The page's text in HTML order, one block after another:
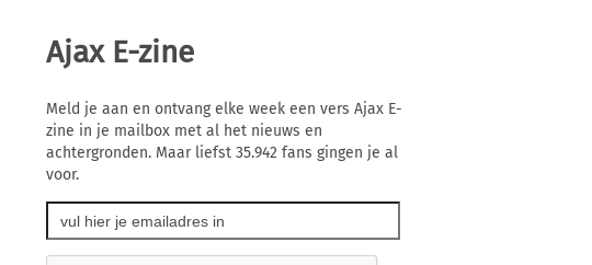
Ajax E-zine
Meld je aan en ontvang elke week een vers Ajax E-
zine in je mailbox met al het nieuws en
achtergronden. Maar liefst 35.942 fans gingen je al
voor.